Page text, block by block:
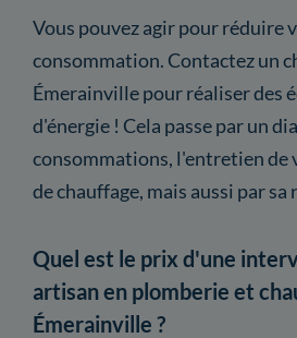
Vous pouvez agir pour réduire
consommation. Contactez un
Émerainville pour réaliser des
d'énergie ! Cela passe par un
consommations, l'entretien
de chauffage, mais aussi par
Quel est le prix d'une
artisan en plomberie et
Émerainville ?